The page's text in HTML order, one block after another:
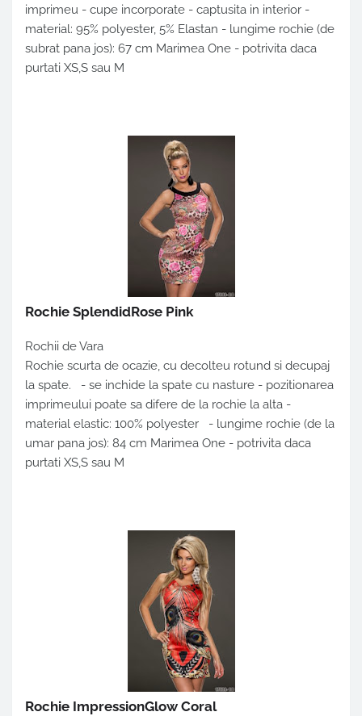
imprimeu - cupe incorporate - captusita in interior -
material: 95% polyester, 5% Elastan - lungime rochie (de
subrat pana jos): 67 cm Marimea One - potrivita daca
purtati XS,S sau M
Rochie SplendidRose Pink
Rochii de Vara
Rochie scurta de ocazie, cu decolteu rotund si decupaj
la spate. - se inchide la spate cu nasture - pozitionarea
imprimeului poate sa difere de la rochie la alta -
material elastic: 100% polyester - lungime rochie (de la
umar pana jos): 84 cm Marimea One - potrivita daca
purtati XS,S sau M
Rochie ImpressionGlow Coral